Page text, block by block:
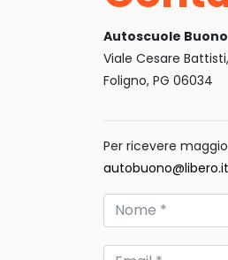
Autoscuole Buono
Viale Cesare Battisti,
Foligno, PG 06034
Per ricevere
autobuono@libero.it